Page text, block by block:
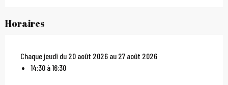
Horaires
Chaque jeudi du 20 août 2026 au 27 août 2026
14:30 à 16:30